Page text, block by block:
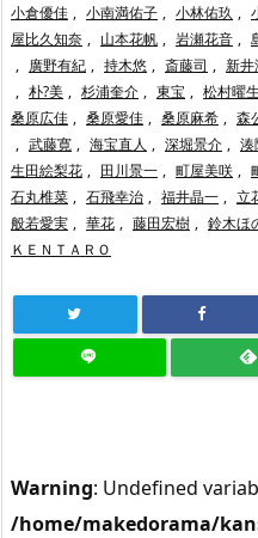
小倉優佳 , 小南満佑子 , 小林佑玖 ,
屋比久知奈 , 山本花帆 , 岩瀬花音 ,
, 廣野有紀 , 持木悠 , 斎藤司 , 新井
, 朴?美 , 杉浦奎介 , 東宝 , 松村曜生
桑原広佳 , 桑原愛佳 , 桑原麻希 , 森
, 武藤寛 , 海宝直人 , 深堀景介 , 湊
生田絵梨花 , 田川景一 , 町屋美咲 ,
石丸椎菜 , 石飛幸治 , 福井晶一 , 立
般若愛実 , 華花 , 藤田宏樹 , 鈴木ほ
ＫＥＮＴＡＲＯ
Warning: Undefined
/home/makedorama/